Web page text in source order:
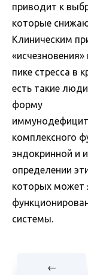
приводит к
которые
Клиническим
пике стресса в
есть такие
форму
комплексного
эндокринной и
определении
которых может
системы.
←